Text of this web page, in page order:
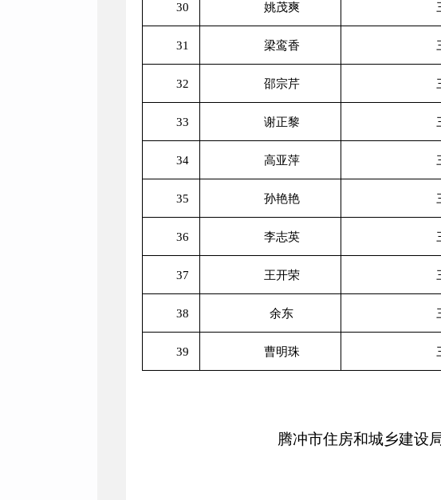
30 姚茂爽
31 梁鸾香
32 邵宗芹
33 谢正黎
34 高亚萍
35 孙艳艳
36 李志英
37 王开荣
38 余东
39 曹明珠
腾冲市住房和城乡建设